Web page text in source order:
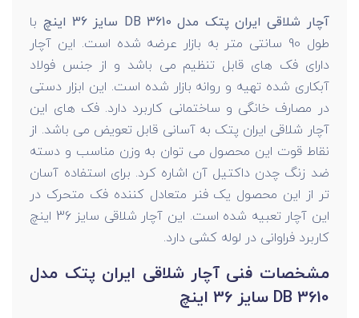
آچار شلاقی ایران پتک مدل DB 3610 سایز 36 اینچ
با
طول 90 سانتی متر به بازار عرضه شده است. این آچار
دارای فک های قابل تنظیم می باشد و از جنس فولاد
آبکاری شده تهیه و روانه بازار شده است. این ابزار دستی
در مصارف خانگی و ساختمانی کاربرد دارد. فک های این
آچار شلاقی ایران پتک به آسانی قابل تعویض می باشد. از
نقاط قوت این محصول می توان به وزن مناسب و دسته
ضد زنگ چدن داکتیل آن اشاره کرد. برای استفاده آسان
تر از این محصول یک فنر متعادل کننده فک متحرک در
این آچار تعبیه شده است. این آچار شلاقی سایز 36 اینچ
کاربرد فراوانی در لوله کشی دارد.
مشخصات فنی آچار شلاقی ایران پتک مدل
DB 3610 سایز 36 اینچ